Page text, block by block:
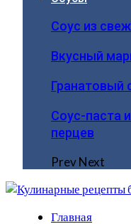
Соус из
Вкусный
Гранатовый
Соус-паста
перцев
PrevNext
Главная